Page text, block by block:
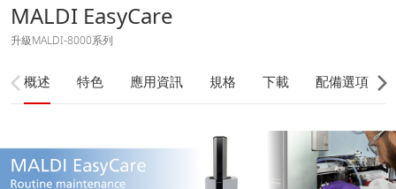
MALDI EasyCare
升級MALDI-8000系列
概述 特色 應用資訊 規格 下載 配備選項